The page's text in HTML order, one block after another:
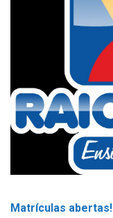
Matrículas abertas!